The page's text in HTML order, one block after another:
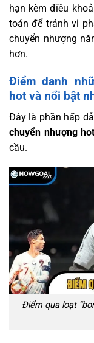
hạn kèm điều
toán để tránh vi
chuyển nhượng
hơn.
Điểm danh
hot và nổi bật
Đây là phần hấp
chuyển nhượng
cầu.
Điểm qua loạt